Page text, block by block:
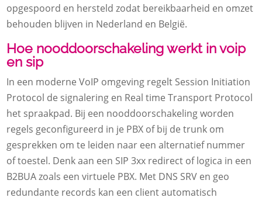
opgespoord en hersteld zodat bereikbaarheid en omzet
behouden blijven in Nederland en België.
Hoe nooddoorschakeling werkt in voip
en sip
In een moderne VoIP omgeving regelt Session Initiation
Protocol de signalering en Real time Transport Protocol
het spraakpad. Bij een nooddoorschakeling worden
regels geconfigureerd in je PBX of bij de trunk om
gesprekken om te leiden naar een alternatief nummer
of toestel. Denk aan een SIP 3xx redirect of logica in een
B2BUA zoals een virtuele PBX. Met DNS SRV en geo
redundante records kan een client automatisch